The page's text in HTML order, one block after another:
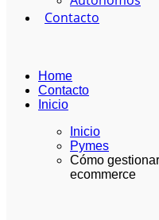
Contacto
Home
Contacto
Inicio
Inicio
Pymes
Cómo
ecommerce